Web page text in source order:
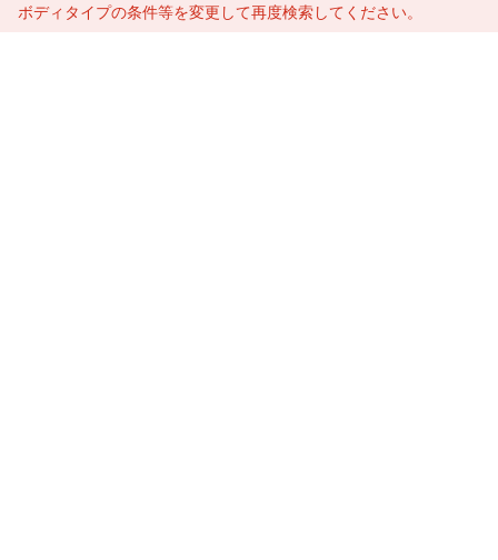
ボディタイプの条件等を変更して再度検索してください。